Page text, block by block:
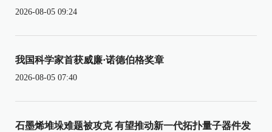
2026-08-05 09:24
我国科学家首获威廉·诺德伯格奖章
2026-08-05 07:40
石墨烯堆垛难题被攻克 有望推动新一代拓扑量子器件发